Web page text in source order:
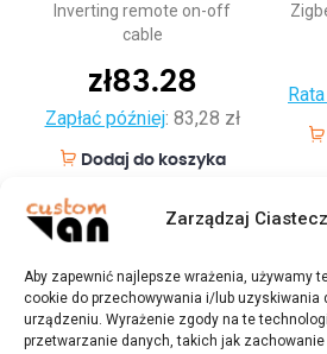
Zarządzaj
Aby zapewnić najlepsze wrażenia, używamy
cookie do przechowywania i/lub uzyskiwania
urządzeniu. Wyrażenie zgody na te
przetwarzanie danych, takich jak
Inverting remote on-off
cable
zł83.28
Zapłać później: 83,28 zł
Dodaj do koszyka